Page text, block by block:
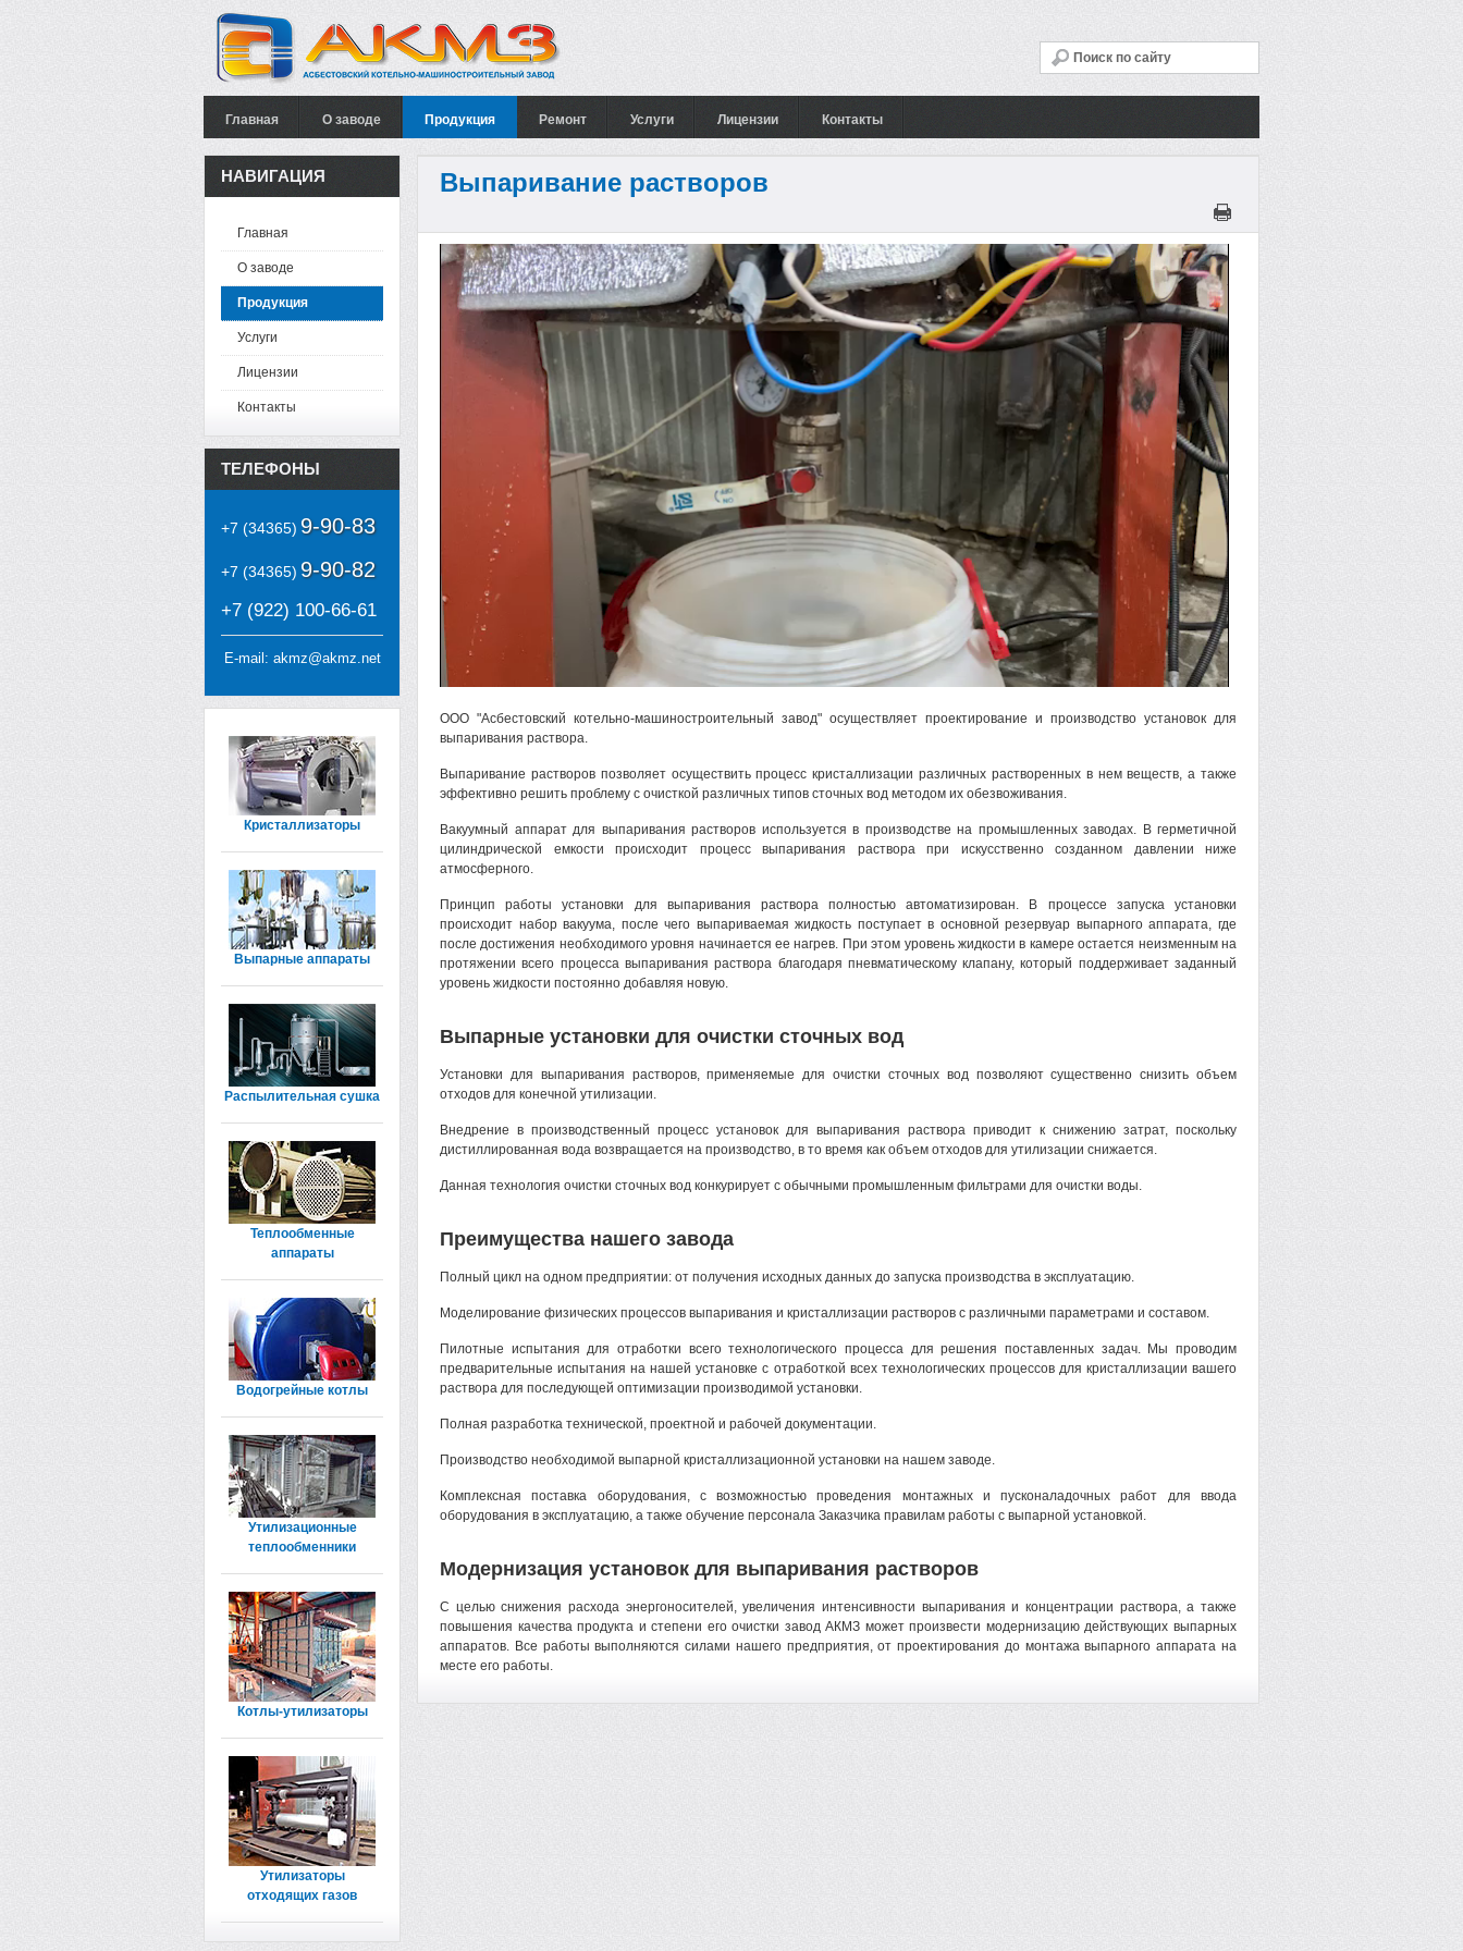
Главная О заводе Продукция Ремонт Услуги Лицензии Контакты
Выпаривание растворов
ООО "Асбестовский котельно-машиностроительный завод" осуществляет проектирование и производство установок для
выпаривания раствора.
Выпаривание растворов позволяет осуществить процесс кристаллизации различных растворенных в нем веществ, а также
эффективно решить проблему с очисткой различных типов сточных вод методом их обезвоживания.
Вакуумный аппарат для выпаривания растворов используется в производстве на промышленных заводах. В герметичной
цилиндрической емкости происходит процесс выпаривания раствора при искусственно созданном давлении ниже
атмосферного.
Принцип работы установки для выпаривания раствора полностью автоматизирован. В процессе запуска установки
происходит набор вакуума, после чего выпариваемая жидкость поступает в основной резервуар выпарного аппарата, где
после достижения необходимого уровня начинается ее нагрев. При этом уровень жидкости в камере остается неизменным на
протяжении всего процесса выпаривания раствора благодаря пневматическому клапану, который поддерживает заданный
уровень жидкости постоянно добавляя новую.
Выпарные установки для очистки сточных вод
Установки для выпаривания растворов, применяемые для очистки сточных вод позволяют существенно снизить объем
отходов для конечной утилизации.
Внедрение в производственный процесс установок для выпаривания раствора приводит к снижению затрат, поскольку
дистиллированная вода возвращается на производство, в то время как объем отходов для утилизации снижается.
Данная технология очистки сточных вод конкурирует с обычными промышленным фильтрами для очистки воды.
Преимущества нашего завода
Полный цикл на одном предприятии: от получения исходных данных до запуска производства в эксплуатацию.
Моделирование физических процессов выпаривания и кристаллизации растворов с различными параметрами и составом.
Пилотные испытания для отработки всего технологического процесса для решения поставленных задач. Мы проводим
предварительные испытания на нашей установке с отработкой всех технологических процессов для кристаллизации вашего
раствора для последующей оптимизации производимой установки.
Полная разработка технической, проектной и рабочей документации.
Производство необходимой выпарной кристаллизационной установки на нашем заводе.
Комплексная поставка оборудования, с возможностью проведения монтажных и пусконаладочных работ для ввода
оборудования в эксплуатацию, а также обучение персонала Заказчика правилам работы с выпарной установкой.
Модернизация установок для выпаривания растворов
С целью снижения расхода энергоносителей, увеличения интенсивности выпаривания и концентрации раствора, а также
повышения качества продукта и степени его очистки завод АКМЗ может произвести модернизацию действующих выпарных
аппаратов. Все работы выполняются силами нашего предприятия, от проектирования до монтажа выпарного аппарата на
месте его работы.
НАВИГАЦИЯ
Главная
О заводе
Продукция
Услуги
Лицензии
Контакты
ТЕЛЕФОНЫ
+7 (34365) 9-90-83
+7 (34365) 9-90-82
+7 (922) 100-66-61
E-mail: akmz@akmz.net
Кристаллизаторы
Выпарные аппараты
Распылительная сушка
Теплообменные
аппараты
Водогрейные котлы
Утилизационные
теплообменники
Котлы-утилизаторы
Утилизаторы
отходящих газов